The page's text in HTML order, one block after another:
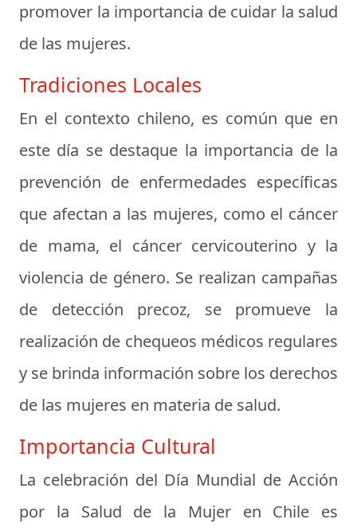
promover la importancia de cuidar la salud
de las mujeres.
Tradiciones Locales
En el contexto chileno, es común que en
este día se destaque la importancia de la
prevención de enfermedades específicas
que afectan a las mujeres, como el cáncer
de mama, el cáncer cervicouterino y la
violencia de género. Se realizan campañas
de detección precoz, se promueve la
realización de chequeos médicos regulares
y se brinda información sobre los derechos
de las mujeres en materia de salud.
Importancia Cultural
La celebración del Día Mundial de Acción
por la Salud de la Mujer en Chile es